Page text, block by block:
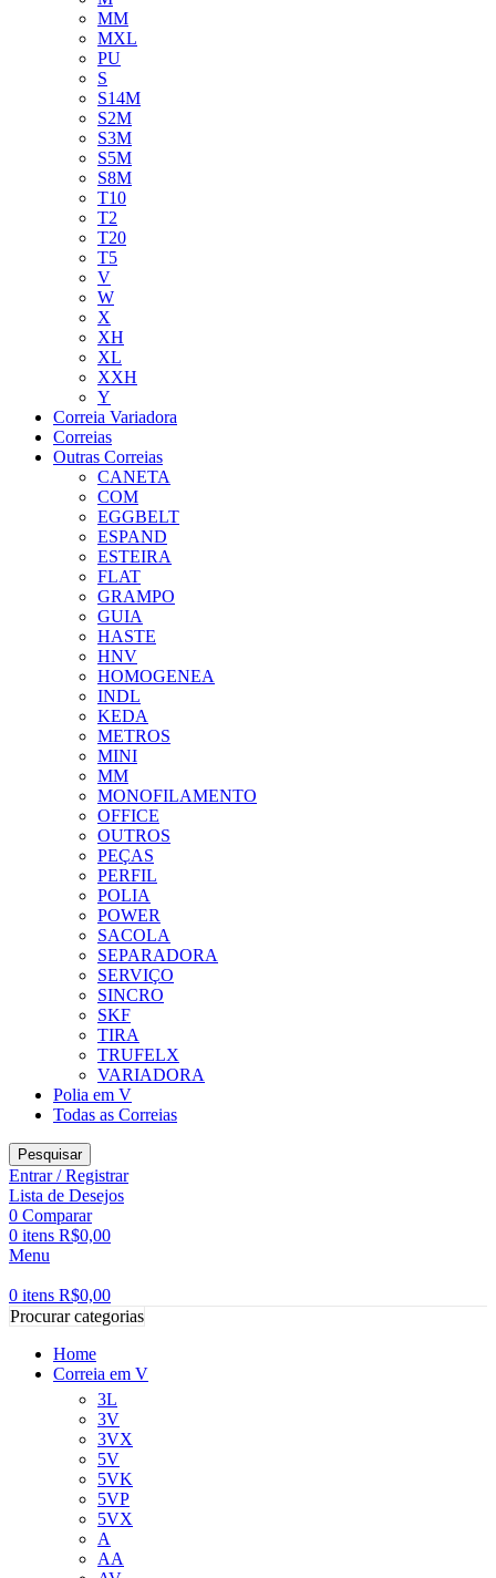
MM
MXL
PU
S
S14M
S2M
S3M
S5M
S8M
T10
T2
T20
T5
V
W
X
XH
XL
XXH
Y
Correia Variadora
Correias
Outras Correias
CANETA
COM
EGGBELT
ESPAND
ESTEIRA
FLAT
GRAMPO
GUIA
HASTE
HNV
HOMOGENEA
INDL
KEDA
METROS
MINI
MM
MONOFILAMENTO
OFFICE
OUTROS
PEÇAS
PERFIL
POLIA
POWER
SACOLA
SEPARADORA
SERVIÇO
SINCRO
SKF
TIRA
TRUFELX
VARIADORA
Polia em V
Todas as Correias
Pesquisar
Entrar / Registrar
Lista de Desejos
0 Comparar
0 itens R$0,00
Menu
0 itens R$0,00
Procurar categorias
Home
Correia em V
3L
3V
3VX
5V
5VK
5VP
5VX
A
AA